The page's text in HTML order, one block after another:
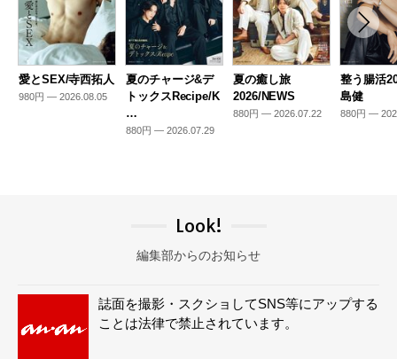
愛とSEX/寺西拓人
980円 — 2026.08.05
夏のチャージ&デ
トックスRecipe/K
…
880円 — 2026.07.29
夏の癒し旅
2026/NEWS
880円 — 2026.07.22
整う腸活
島健
880円 —
Look!
編集部からのお知らせ
誌面を撮影・スクショしてSNS等にアップする
ことは法律で禁止されています。